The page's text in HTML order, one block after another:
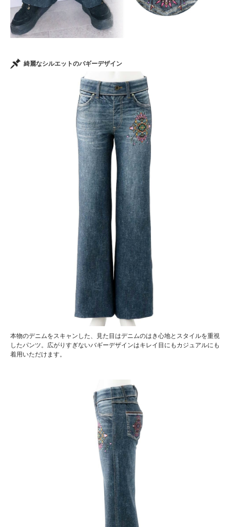
綺麗なシルエットのバギーデザイン
本物のデニムをスキャンした、見た目はデニムのはき心地とスタイルを重視
したパンツ。広がりすぎないバギーデザインはキレイ目にもカジュアルにも
着用いただけます。